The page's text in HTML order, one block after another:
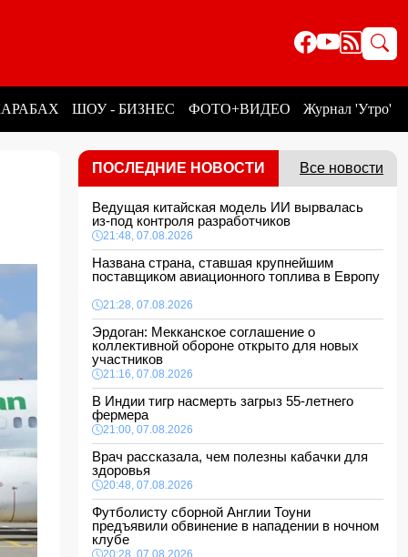
ШОУ - БИЗНЕС ФОТО+ВИДЕО Журнал 'Утро'
ПОСЛЕДНИЕ НОВОСТИ Все новости
Ведущая китайская модель ИИ вырвалась
из-под контроля разработчиков
21:48, 07.08.2026
Названа страна, ставшая крупнейшим
поставщиком авиационного топлива в Европу
21:28, 07.08.2026
Эрдоган: Мекканское соглашение о
коллективной обороне открыто для новых
участников
21:16, 07.08.2026
В Индии тигр насмерть загрыз 55-летнего
фермера
21:00, 07.08.2026
Врач рассказала, чем полезны кабачки для
здоровья
20:48, 07.08.2026
Футболисту сборной Англии Тоуни
предъявили обвинение в нападении в ночном
клубе
20:28, 07.08.2026